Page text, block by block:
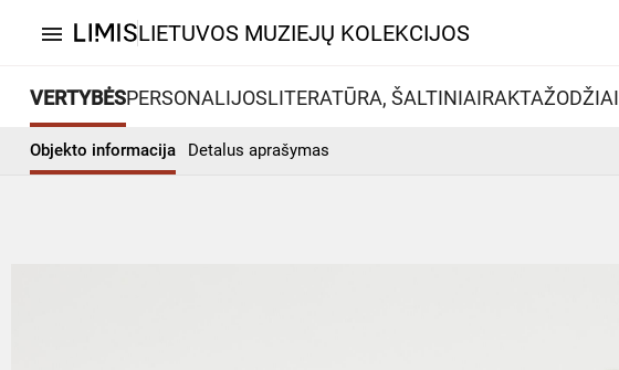
menu LIETUVOS MUZIEJŲ KOLEKCIJOS
VERTYBĖSPERSONALIJOSLITERATŪRA, ŠALTINIAIRAKTAŽODŽIAI
Objekto informacija Detalus aprašymas